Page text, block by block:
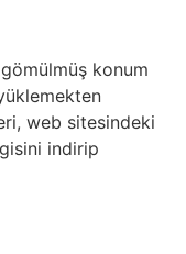
konum
web sitesindeki
indirip